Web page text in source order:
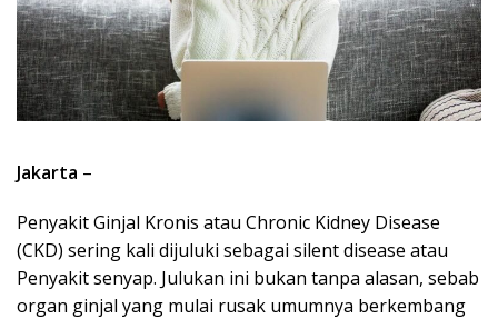
Jakarta –
Penyakit Ginjal Kronis atau Chronic Kidney Disease
(CKD) sering kali dijuluki sebagai silent disease atau
Penyakit senyap. Julukan ini bukan tanpa alasan, sebab
organ ginjal yang mulai rusak umumnya berkembang